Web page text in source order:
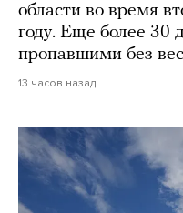
области во время
году. Еще более 30
пропавшими без
13 часов назад